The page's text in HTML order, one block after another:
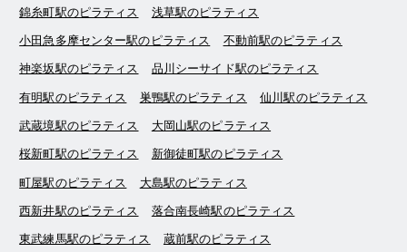
錦糸町駅のピラティス 浅草駅のピラティス
小田急多摩センター駅のピラティス 不動前駅のピラティス
神楽坂駅のピラティス 品川シーサイド駅のピラティス
有明駅のピラティス 巣鴨駅のピラティス 仙川駅のピラティス
武蔵境駅のピラティス 大岡山駅のピラティス
桜新町駅のピラティス 新御徒町駅のピラティス
町屋駅のピラティス 大島駅のピラティス
西新井駅のピラティス 落合南長崎駅のピラティス
東武練馬駅のピラティス 蔵前駅のピラティス